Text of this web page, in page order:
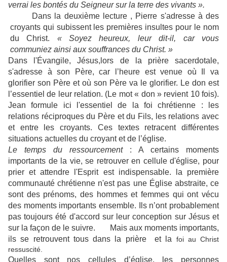
verrai les bontés du Seigneur sur la terre des vivants ».
Dans la deuxième lecture , Pierre s'adresse à des
croyants qui subissent les premières insultes pour le nom
du Christ. « Soyez heureux, leur dit-il, car vous
communiez ainsi aux souffrances du Christ. »
Dans l'Évangile, Jésus,lors de la prière sacerdotale,
s'adresse à son Père, car l’heure est venue où Il va
glorifier son Père et où son Père va le glorifier. Le don est
l’essentiel de leur relation. (Le mot « don » revient 10 fois).
Jean formule ici l'essentiel de la foi chrétienne : les
relations réciproques du Père et du Fils, les relations avec
et entre les croyants. Ces textes retracent différentes
situations actuelles du croyant et de l’église.
Le temps du ressourcement : A certains moments
importants de la vie, se retrouver en cellule d'église, pour
prier et attendre l'Esprit est indispensable. la première
communauté chrétienne n'est pas une Église abstraite, ce
sont des prénoms, des hommes et femmes qui ont vécu
des moments importants ensemble. Ils n’ont probablement
pas toujours été d'accord sur leur conception sur Jésus et
sur la façon de le suivre. Mais aux moments importants,
ils se retrouvent tous dans la prière et la foi au Christ
ressuscité.
Quelles sont nos cellules d’église, les personnes